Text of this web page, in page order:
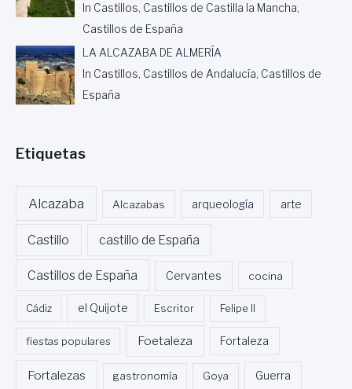
In Castillos, Castillos de Castilla la Mancha,
Castillos de España
LA ALCAZABA DE ALMERÍA
In Castillos, Castillos de Andalucía, Castillos de
España
Etiquetas
Alcazaba Alcazabas arqueología arte
Castillo castillo de España
Castillos de España Cervantes cocina
Cádiz el Quijote Escritor Felipe II
fiestas populares Foetaleza Fortaleza
Fortalezas gastronomía Goya Guerra